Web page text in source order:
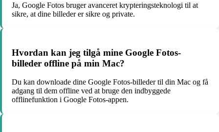
Ja, Google Fotos bruger avanceret krypteringsteknologi til at
sikre, at dine billeder er sikre og private.
Hvordan kan jeg tilgå mine Google Fotos-
billeder offline på min Mac?
Du kan downloade dine Google Fotos-billeder til din Mac og få
adgang til dem offline ved at bruge den indbyggede
offlinefunktion i Google Fotos-appen.